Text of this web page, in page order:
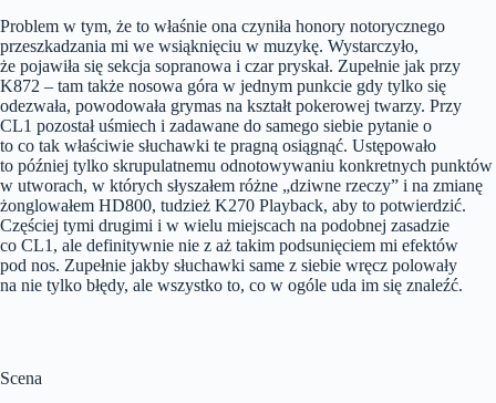
Problem w tym, że to właśnie ona czyniła honory notorycznego
przeszkadzania mi we wsiąknięciu w muzykę. Wystarczyło,
że pojawiła się sekcja sopranowa i czar pryskał. Zupełnie jak przy
K872 – tam także nosowa góra w jednym punkcie gdy tylko się
odezwała, powodowała grymas na kształt pokerowej twarzy. Przy
CL1 pozostał uśmiech i zadawane do samego siebie pytanie o
to co tak właściwie słuchawki te pragną osiągnąć. Ustępowało
to później tylko skrupulatnemu odnotowywaniu konkretnych punktów
w utworach, w których słyszałem różne „dziwne rzeczy” i na zmianę
żonglowałem HD800, tudzież K270 Playback, aby to potwierdzić.
Częściej tymi drugimi i w wielu miejscach na podobnej zasadzie
co CL1, ale definitywnie nie z aż takim podsunięciem mi efektów
pod nos. Zupełnie jakby słuchawki same z siebie wręcz polowały
na nie tylko błędy, ale wszystko to, co w ogóle uda im się znaleźć.
Scena